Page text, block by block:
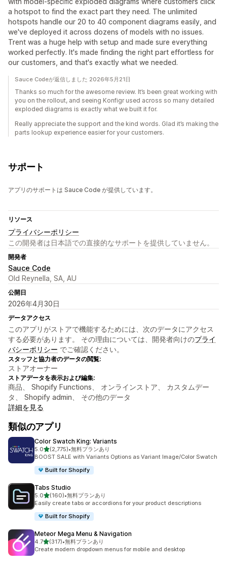
a hotspot to find the exact part they need. The unlimited
hotspots handle our 20 to 40 component diagrams easily, and
we've deployed it across dozens of models with no issues.
Trent was a huge help with setup and made sure everything
worked perfectly. It's made finding the right part effortless for
our customers, and that's exactly what we needed.
Sauce Codeが返信しました 2026年5月21日
Thanks so much for the awesome review. It’s been great working with
you on the rollout, and seeing Konfigr used across so many detailed
exploded diagrams is exactly what we built it for.
Really appreciate the support and the kind words. Glad it’s making the
parts lookup experience easier for your customers.
サポート
アプリのサポートは Sauce Code が提供しています。
リソース
プライバシーポリシー
この開発者は日本語での直接的なサポートを提供していません。
開発者
Sauce Code
Old Reynella, SA, AU
公開日
2026年4月30日
データアクセス
このアプリがストアで機能するためには、次のデータにアクセス
する必要があります。 その理由については、開発者向けのプライ
バシーポリシー でご確認ください。
スタッフと協力者のデータの閲覧:
ストアオーナー
ストアデータを表示および編集:
商品、 Shopify Functions、 オンラインストア、 カスタムデー
タ、 Shopify admin、 その他のデータ
詳細を見る
類似のアプリ
Color Swatch King: Variants
5.05つ星中
(2,775)
合計レビュー数：2775件
•無料プランあり
BOOST SALE with Variants Options as Variant Image/Color Swatch
Built for Shopify
Tabs Studio
5.05つ星中
(160)
合計レビュー数：160件
•無料プランあり
Easily create tabs or accordions for your product descriptions
Built for Shopify
Meteor Mega Menu & Navigation
4.75つ星中
(317)
合計レビュー数：317件
•無料プランあり
Create modern dropdown menus for mobile and desktop